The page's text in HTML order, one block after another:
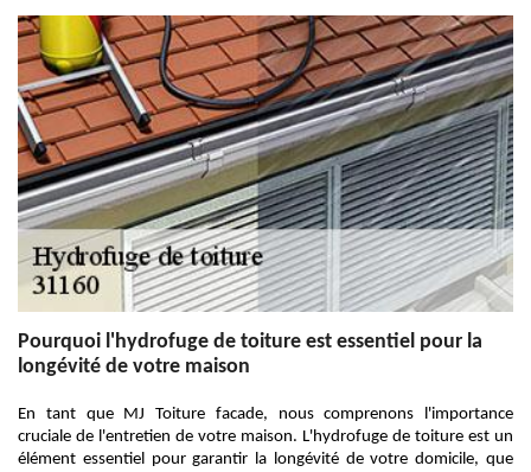
Pourquoi l'hydrofuge de toiture est essentiel pour la
longévité de votre maison
En tant que MJ Toiture facade, nous comprenons l'importance
cruciale de l'entretien de votre maison. L'hydrofuge de toiture est un
élément essentiel pour garantir la longévité de votre domicile, que